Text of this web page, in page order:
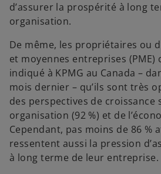
d’assurer la prospérité à long
organisation.
De même, les propriétaires ou
et moyennes entreprises (PME)
indiqué à KPMG au Canada –
mois dernier – qu’ils sont très
des perspectives de croissance
organisation (92 %) et de
Cependant, pas moins de 86 %
ressentent aussi la pression
à long terme de leur entreprise.